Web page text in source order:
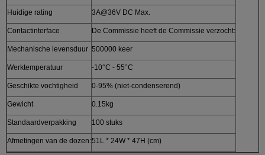
Huidige rating 3A@36V DC Max.
Contactinterface De Commissie heeft de Commissie verzocht:
Mechanische levensduur 500000 keer
Werktemperatuur -10°C - 55°C
Geschikte vochtigheid 0-95% (niet-condenserend)
Gewicht 0.15kg
Standaardverpakking 100 stuks
Afmetingen van de dozen:51L * 24W * 47H (cm)